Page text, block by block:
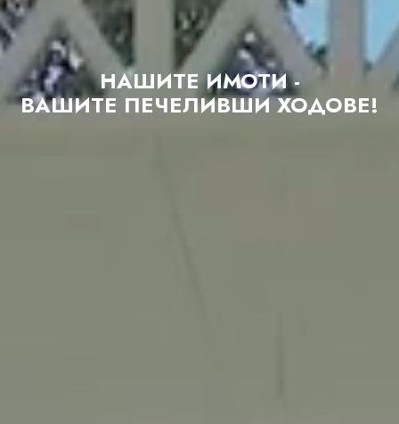
НАШИТЕ ИМОТИ -
ВАШИТЕ ПЕЧЕЛИВШИ ХОДОВЕ!